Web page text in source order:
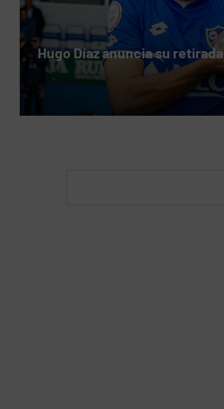
Hugo Díaz anuncia su retirada